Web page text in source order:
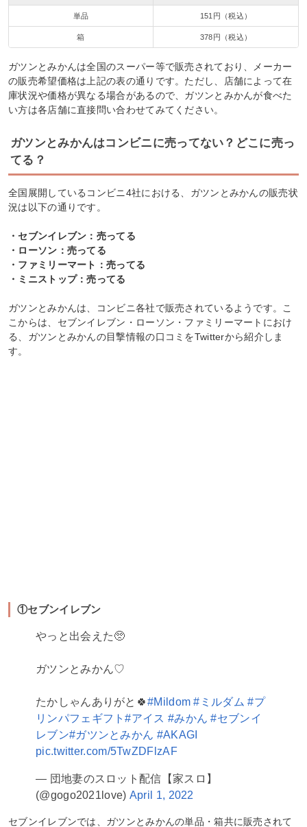
単品 151円（税込）
箱 378円（税込）
ガツンとみかんは全国のスーパー等で販売されており、メーカー
の販売希望価格は上記の表の通りです。ただし、店舗によって在
庫状況や価格が異なる場合があるので、ガツンとみかんが食べた
い方は各店舗に直接問い合わせてみてください。
ガツンとみかんはコンビニに売ってない？どこに売っ
てる？
全国展開しているコンビニ4社における、ガツンとみかんの販売状
況は以下の通りです。
・セブンイレブン：売ってる
・ローソン：売ってる
・ファミリーマート：売ってる
・ミニストップ：売ってる
ガツンとみかんは、コンビニ各社で販売されているようです。こ
こからは、セブンイレブン・ローソン・ファミリーマートにおけ
る、ガツンとみかんの目撃情報の口コミをTwitterから紹介しま
す。
①セブンイレブン
やっと出会えた🥺
ガツンとみかん♡
たかしゃんありがと🍀#Mildom #ミルダム #プ
リンパフェギフト#アイス #みかん #セブンイ
レブン#ガツンとみかん #AKAGI
pic.twitter.com/5TwZDFlzAF
— 団地妻のスロット配信【家スロ】
(@gogo2021love) April 1, 2022
セブンイレブンでは、ガツンとみかんの単品・箱共に販売されて